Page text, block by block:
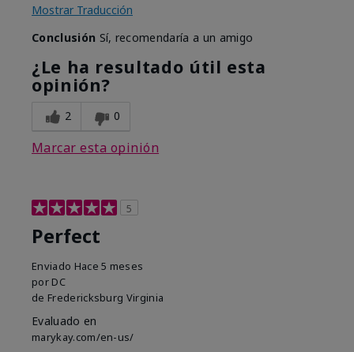
Mostrar Traducción
Conclusión Sí, recomendaría a un amigo
¿Le ha resultado útil esta
opinión?
2 0
Marcar esta opinión
5
Perfect
Enviado Hace 5 meses
por DC
de Fredericksburg Virginia
Evaluado en
marykay.com/en-us/